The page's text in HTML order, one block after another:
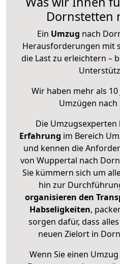
Dornstetten
Ein Umzug nach
Herausforderungen mit
die Last zu erleichtern –
Wir haben mehr als
Umzügen nach
Die Umzugsexperten
Erfahrung im Bereich
und kennen die
von Wuppertal nach
Sie kümmern sich um
hin zur
organisieren den
Habseligkeiten,
sorgen dafür, dass
neuen Zielort in
Wenn Sie einen